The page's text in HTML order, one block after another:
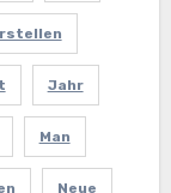
Jahr
Man
Neue